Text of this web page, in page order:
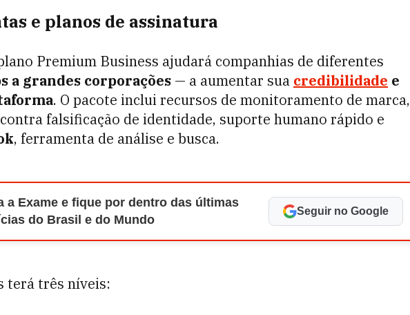
e planos de assinatura
Premium Business ajudará companhias de diferentes
a grandes corporações — a aumentar sua credibilidade e
. O pacote inclui recursos de monitoramento de marca,
falsificação de identidade, suporte humano rápido e
, ferramenta de análise e busca.
a Exame e fique por dentro das últimas
do Brasil e do Mundo
Seguir no Google
terá três níveis: